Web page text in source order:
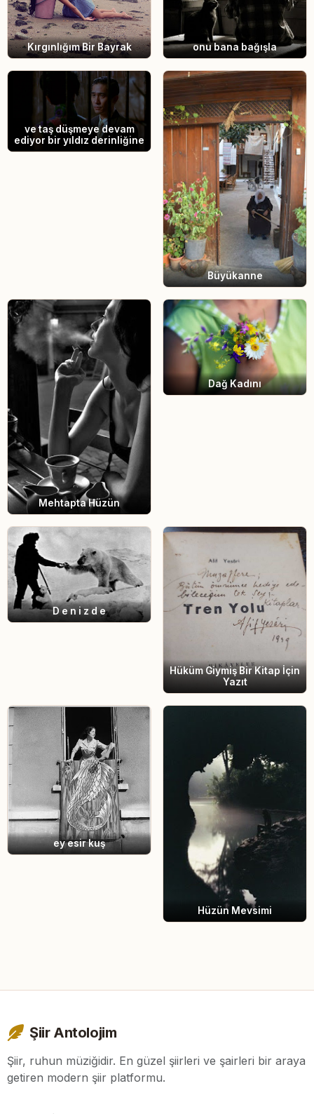
Kırgınlığım Bir Bayrak onu bana bağışla
ve taş düşmeye devam
ediyor bir yıldız derinliğine
Büyükanne
Mehtapta Hüzün
Dağ Kadını
D e n i z d e
Hüküm Giymiş Bir Kitap İçin
Yazıt
ey esir kuş
Hüzün Mevsimi
Şiir Antolojim
Şiir, ruhun müziğidir. En güzel şiirleri ve şairleri bir araya
getiren modern şiir platformu.